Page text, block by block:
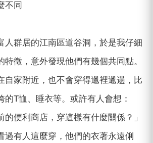
不同
人群居的江南區道谷洞，於是我仔細
特徵，意外發現他們有幾個共同點。
自家附近，也不會穿得邋裡邋遢，比
的T恤、睡衣等。或許有人會想：
的便利商店，穿這樣有什麼關係？」
過有人這麼穿，他們的衣著永遠俐